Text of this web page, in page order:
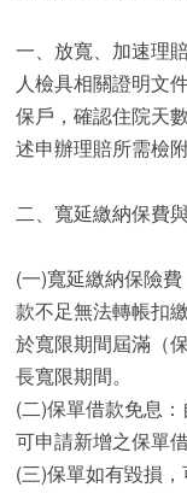
一、放寬、加速理
人檢具相關證明文
保戶，確認住院天
述申辦理賠所需檢
二、寬延繳納保費
(一)寬延繳納保險
款不足無法轉帳扣
於寬限期間屆滿（
長寬限期間。
(二)保單借款免息
可申請新增之保單
(三)保單如有毀損，